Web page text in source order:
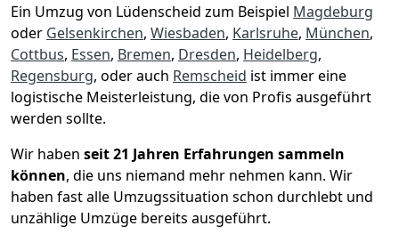
Ein Umzug von Lüdenscheid zum Beispiel Magdeburg
oder Gelsenkirchen, Wiesbaden, Karlsruhe, München,
Cottbus, Essen, Bremen, Dresden, Heidelberg,
Regensburg, oder auch Remscheid ist immer eine
logistische Meisterleistung, die von Profis ausgeführt
werden sollte.
Wir haben seit21 Jahren Erfahrungen sammeln
können, die uns niemand mehr nehmen kann. Wir
haben fast alle Umzugssituation schon durchlebt und
unzählige Umzüge bereits ausgeführt.